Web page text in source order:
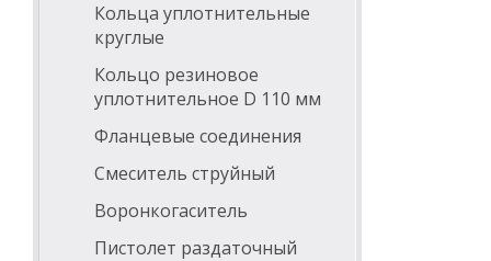
Кольца уплотнительные
круглые
Кольцо резиновое
уплотнительное D 110 мм
Фланцевые соединения
Смеситель струйный
Воронкогаситель
Пистолет раздаточный